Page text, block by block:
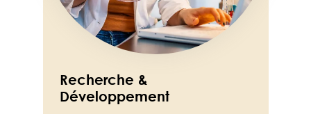
Recherche &
Développement